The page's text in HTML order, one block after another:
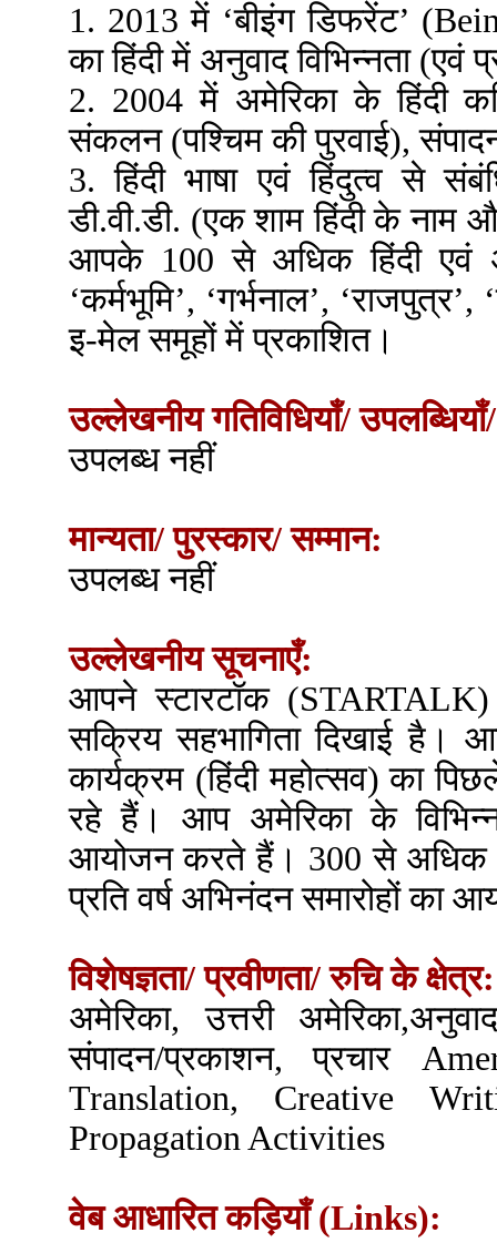
1. 2013 में ‘बीइंग डिफरेंट’
का हिंदी में अनुवाद विभिन्नता (एवं
2. 2004 में अमेरिका के हिंदी
संकलन (पश्चिम की पुरवाई),
3. हिंदी भाषा एवं हिंदुत्व से
डी.वी.डी. (एक शाम हिंदी के नाम
आपके 100 से अधिक हिंदी एवं
‘कर्मभूमि’, ‘गर्भनाल’,
इ-मेल समूहों में प्रकाशित।
उल्लेखनीय गतिविधियाँ/ उपलब्धियाँ/
उपलब्ध नहीं
मान्यता/ पुरस्कार/ सम्मान:
उपलब्ध नहीं
उल्लेखनीय सूचनाएँ:
आपने स्टारटॉक
सक्रिय सहभागिता दिखाई है।
कार्यक्रम (हिंदी महोत्सव) का
रहे हैं। आप अमेरिका के
आयोजन करते हैं। 300 से अधिक
प्रति वर्ष अभिनंदन समारोहों का
विशेषज्ञता/ प्रवीणता/ रुचि के क्षेत्र:
अमेरिका, उत्तरी
संपादन/प्रकाशन, प्रचार
Translation, Creative
Propagation Activities
वेब आधारित कड़ियाँ (Links):